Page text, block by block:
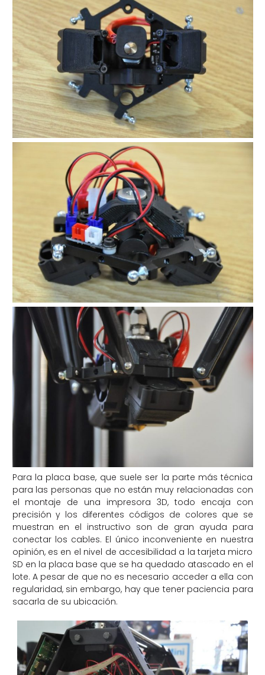
Para la placa base, que suele ser la parte más técnica
para las personas que no están muy relacionadas con
el montaje de una impresora 3D, todo encaja con
precisión y los diferentes códigos de colores que se
muestran en el instructivo son de gran ayuda para
conectar los cables. El único inconveniente en nuestra
opinión, es en el nivel de accesibilidad a la tarjeta micro
SD en la placa base que se ha quedado atascado en el
lote. A pesar de que no es necesario acceder a ella con
regularidad, sin embargo, hay que tener paciencia para
sacarla de su ubicación.